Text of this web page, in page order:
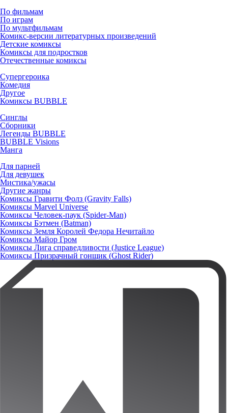
По фильмам
По играм
По мультфильмам
Комикс-версии литературных произведений
Детские комиксы
Комиксы для подростков
Отечественные комиксы
Супергероика
Комедия
Другое
Комиксы BUBBLE
Синглы
Сборники
Легенды BUBBLE
BUBBLE Visions
Манга
Для парней
Для девушек
Мистика/ужасы
Другие жанры
Комиксы Гравити Фолз (Gravity Falls)
Комиксы Marvel Universe
Комиксы Человек-паук (Spider-Man)
Комиксы Бэтмен (Batman)
Комиксы Земля Королей Федора Нечитайло
Комиксы Майор Гром
Комиксы Лига справедливости (Justice League)
Комиксы Призрачный гонщик (Ghost Rider)